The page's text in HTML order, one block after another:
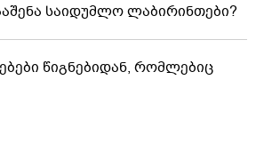
საიდუმლო ლაბირინთები?
წიგნებიდან, რომლებიც